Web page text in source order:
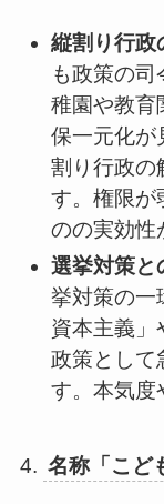
縦割り行政
も政策の
稚園や教育
保一元化が
割り行政の
す。権限が
のの実効性
選挙対策と
挙対策の一
資本主義」
政策として
す。本気度
4. 名称「こど